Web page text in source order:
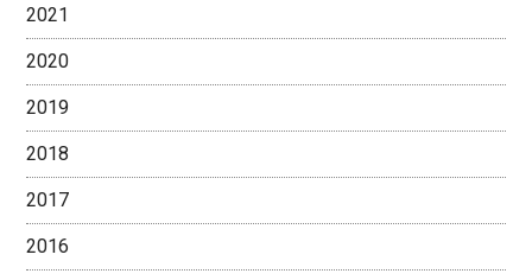
2021
2020
2019
2018
2017
2016